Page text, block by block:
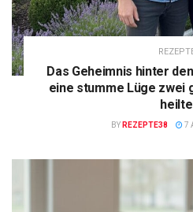
Das Geheimnis hinter
eine stumme Lüge zwei
heilte
BY REZEPTE38 7